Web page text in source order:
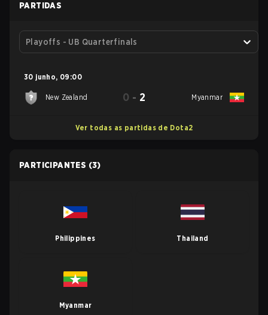
PARTIDAS
Playoffs - UB Quarterfinals
30 junho, 09:00
New Zealand 0 - 2 Myanmar
Ver todas as partidas de Dota2
PARTICIPANTES (3)
Philippines Thailand
Myanmar